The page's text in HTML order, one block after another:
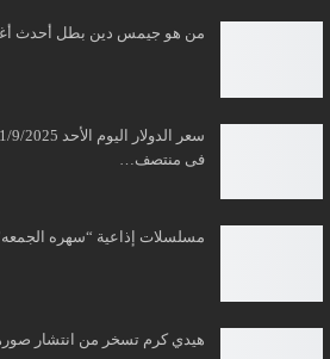
من هو جيمس دين بطل أحدث
فى منتصف…
مسلسلات إذاعية “سهره
هيدي كرم تسخر من انتشار